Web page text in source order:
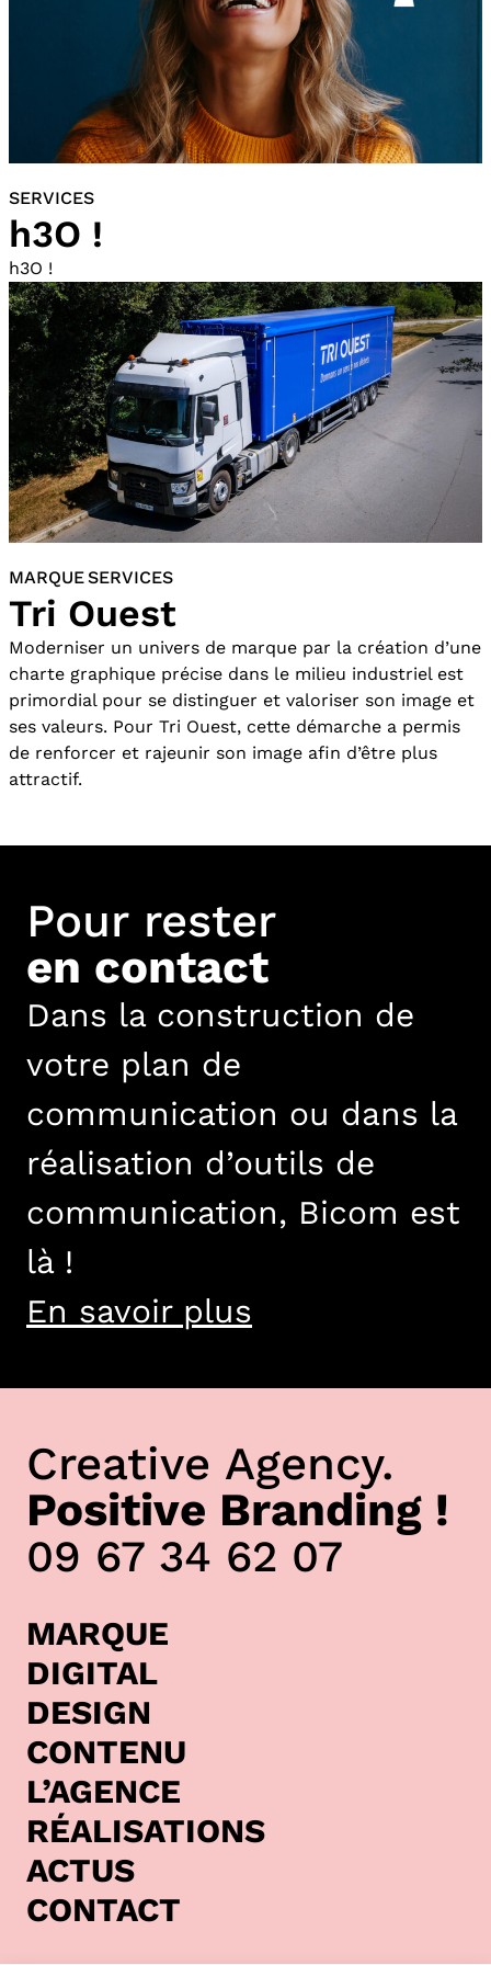
SERVICES
h3O !
h3O !
MARQUE SERVICES
Tri Ouest
Moderniser un univers de marque par la création d’une
charte graphique précise dans le milieu industriel est
primordial pour se distinguer et valoriser son image et
ses valeurs. Pour Tri Ouest, cette démarche a permis
de renforcer et rajeunir son image afin d’être plus
attractif.
Pour rester
en contact
Dans la construction de
votre plan de
communication ou dans la
réalisation d’outils de
communication, Bicom est
là !
En savoir plus
Creative Agency.
Positive Branding !
09 67 34 62 07
MARQUE
DIGITAL
DESIGN
CONTENU
L’AGENCE
RÉALISATIONS
ACTUS
CONTACT